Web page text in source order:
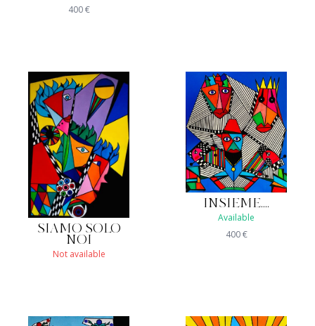
400€
SIAMO SOLO
NOI
Not available
INSIEME....
Available
400€